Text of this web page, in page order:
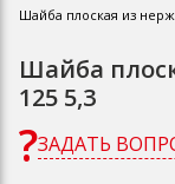
Шайба плоская из
Шайба
125 5,3
ЗАДАТЬ